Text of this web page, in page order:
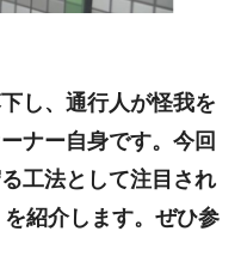
し、通行人が怪我を
ナー自身です。今回
工法として注目され
紹介します。ぜひ参